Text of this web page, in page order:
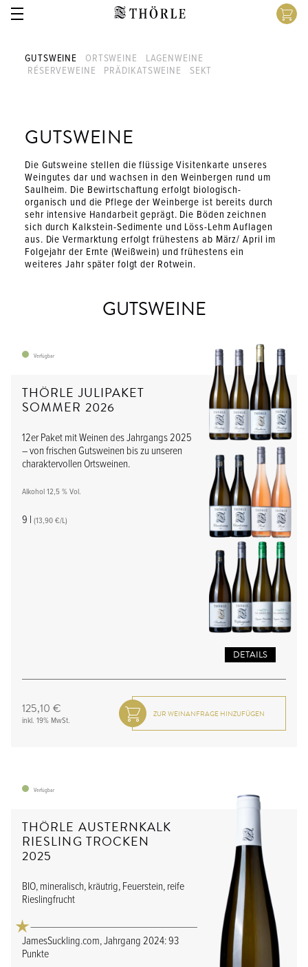
Aktuelles
Weingut
Geschichte
Auszeichnungen
ZURÜCK
Ökologischer Anbau
Vinifikation
Nachhaltigkeit
ZURÜCK
Öffnungszeiten Vinothek
Veranstaltungen
Eventanfrage
Anfahrt
ZURÜCK
Sortiment
Klassifikation
Weinlagen
Weinanfrage
ZURÜCK
Kontaktanfrage
Jobs
Steckbrief
Facebook
ZURÜCK
Gutsweine
Ortsweine
Lagenweine
Réserve & Co
ZURÜCK
Hölle Saulheim
Schlossberg Saulheim
Probstey Saulheim
Teufelspfad Essenheim
ZURÜCK
GUTSWEINE ORTSWEINE
LAGENWEINE
RÉSERVEWEINE
PRÄDIKATSWEINE SEKT
GUTSWEINE
Die Gutsweine stellen die flüssige Visitenkarte unseres
Weingutes dar und wachsen in den Weinbergen rund um
Saulheim. Die Bewirtschaftung erfolgt biologisch-
organisch und die Pflege der Weinberge ist bereits durch
sehr intensive Handarbeit geprägt. Die Böden zeichnen
sich durch Kalkstein-Sedimente und Löss-Lehm Auflagen
aus. Die Vermarktung erfolgt frühestens ab März/ April im
Folgejahr der Ernte (Weißwein) und frühestens ein
weiteres Jahr später folgt der Rotwein.
GUTSWEINE
Verfügbar
DETAILS
THÖRLE JULIPAKET
SOMMER 2026
12er Paket mit Weinen des Jahrgangs 2025
– von frischen Gutsweinen bis zu unseren
charaktervollen Ortsweinen.
Alkohol 12,5 % Vol.
9 l (13,90 €/L)
125,10 €
inkl. 19% MwSt.
Verfügbar
THÖRLE AUSTERNKALK
RIESLING TROCKEN
2025
BIO, mineralisch, kräutrig, Feuerstein, reife
Rieslingfrucht
JamesSuckling.com, Jahrgang 2024: 93
Punkte